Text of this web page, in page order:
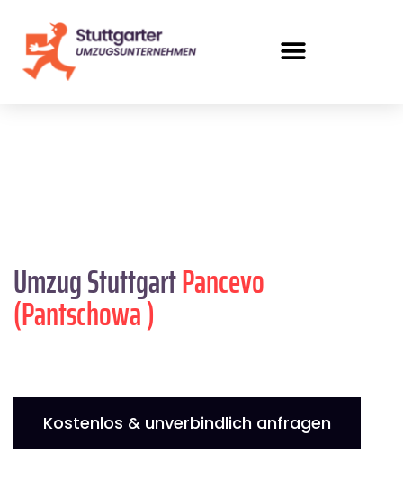
Umzug StuttgartPancevo
(Pantschowa )
Kostenlos & unverbindlich anfragen